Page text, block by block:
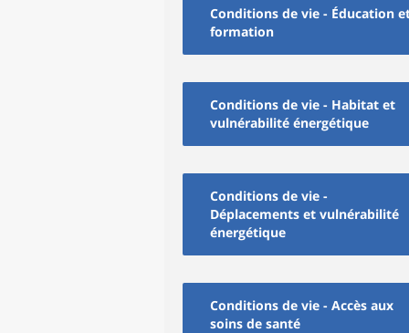
Conditions de vie - Éducation
formation
Conditions de vie - Habitat et
vulnérabilité énergétique
Conditions de vie -
Déplacements et vulnérabilité
énergétique
Conditions de vie - Accès aux
soins de santé